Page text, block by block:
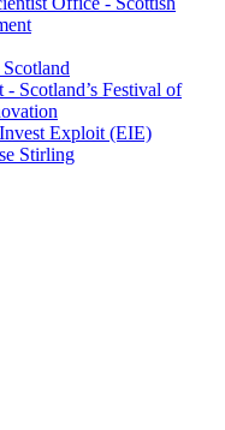
- Scotland’s Festival of
Exploit (EIE)
Stirling